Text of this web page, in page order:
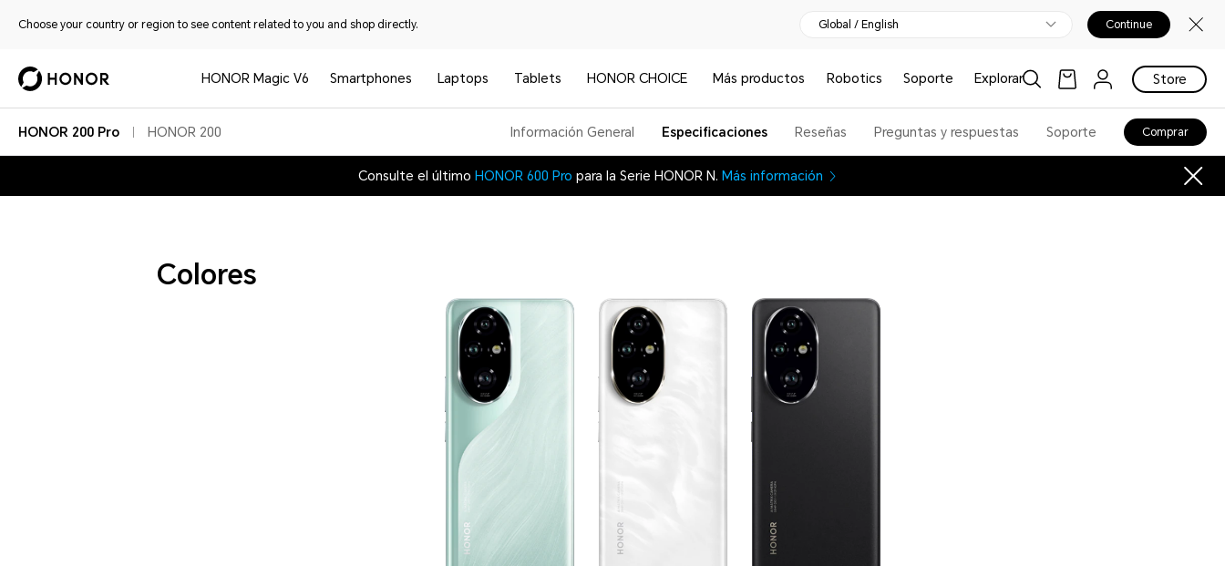
Choose your country or region to see content related to you and shop directly. Global / English Continue
HONOR Magic V6 Smartphones Laptops Tablets HONOR CHOICE Más productos Robotics Soporte Explorar Store
HONOR 200 Pro HONOR 200 Información General Especificaciones Reseñas Preguntas y respuestas Soporte Comprar
Consulte el último HONOR 600 Pro para la Serie HONOR N. Más información
Colores